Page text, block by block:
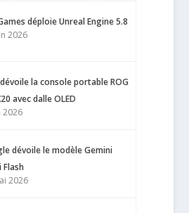
déploie Unreal Engine 5.8
2026
la console portable ROG
avec dalle OLED
2026
dévoile le modèle Gemini
Flash
2026